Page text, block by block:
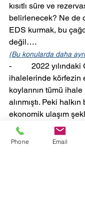
kısıtlı süre ve
belirlenecek? Ne de
EDS kurmak, bu
değil….
(Bu konularda daha
-          2022
ihalelerinde körfezin
koylarının tümü
alınmıştı. Peki
ekonomik ulaşım
gezi tekneleri ve
koyları nasıl
Phone Email